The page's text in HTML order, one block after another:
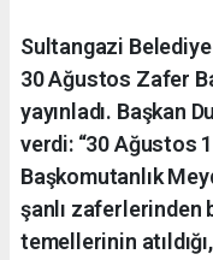
Sultangazi
30 Ağustos Zafer
yayınladı. Başkan
verdi: “30 Ağustos
Başkomutanlık
şanlı zaferlerinden
temellerinin